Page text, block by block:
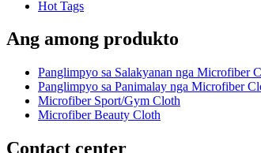
Hot Tags
Ang among produkto
Panglimpyo sa Salakyanan nga Microfiber
Panglimpyo sa Panimalay nga Microfiber
Microfiber Sport/Gym Cloth
Microfiber Beauty Cloth
Contact center